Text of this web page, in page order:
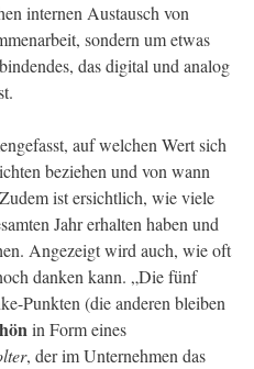
internen Austausch von
sondern um etwas
das digital und analog
auf welchen Wert sich
beziehen und von wann
ist ersichtlich, wie viele
Jahr erhalten haben und
Angezeigt wird auch, wie oft
danken kann. „Die fünf
Punkten (die anderen bleiben
in Form eines
, der im Unternehmen das